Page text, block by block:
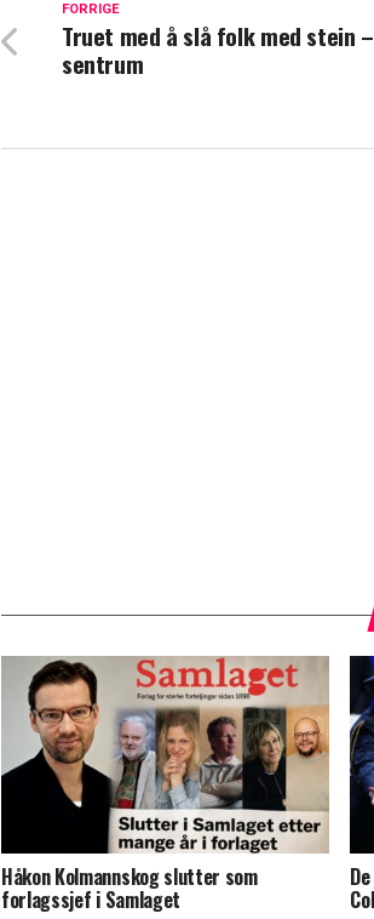
FORRIGE
Truet med å slå folk med stein
sentrum
Håkon Kolmannskog slutter som
forlagssjef i Samlaget